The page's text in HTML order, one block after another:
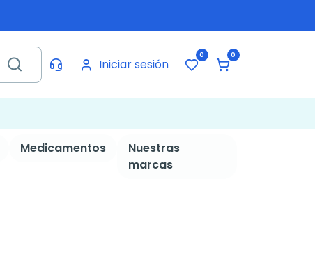
Iniciar sesión
0 0
Medicamentos
Nuestras
marcas